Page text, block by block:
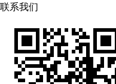
联系我们